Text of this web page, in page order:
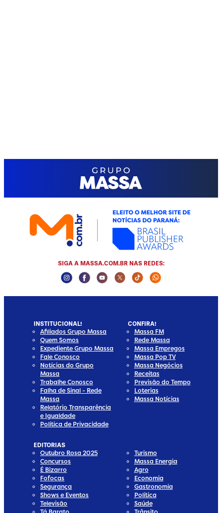
SIGA A MASSA.COM.BR NAS REDES:
Instagram Social Media
Facebook Social Media
Youtube Social Media
Twitter Social Media
Tiktok Social Media
Whatsapp
INSTITUCIONAL!
Afiliados Grupo Massa
Quem Somos
Expediente Grupo Massa
Fale Conosco
Notícias do Grupo
Massa
Trabalhe Conosco
Falha de Sinal - Rede
Massa
Relatório Transparência
e Igualdade
Política de Privacidade
CONFIRA!
Massa FM
Rede Massa
Massa Empregos
Massa Pop TV
Massa Negócios
Receitas
Previsão do Tempo
Loterias
Massa Notícias
EDITORIAS
Outubro Rosa 2025
Concursos
É Bizarro
Fofocas
Segurança
Shows e Eventos
Televisão
Turismo
Massa Energia
Agro
Economia
Gastronomia
Política
Saúde